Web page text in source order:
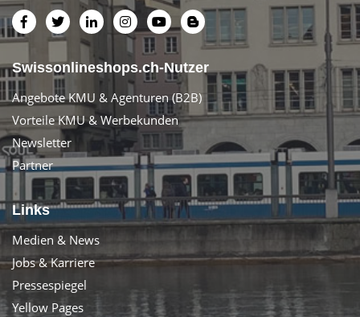
Swissonlineshops.ch-Nutzer
Angebote KMU & Agenturen (B2B)
Vorteile KMU & Werbekunden
Newsletter
Partner
Links
Medien & News
Jobs & Karriere
Pressespiegel
Yellow Pages